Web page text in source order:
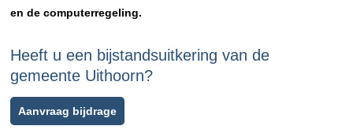
en de computerregeling.
Heeft u een bijstandsuitkering van de
gemeente Uithoorn?
Aanvraag bijdrage